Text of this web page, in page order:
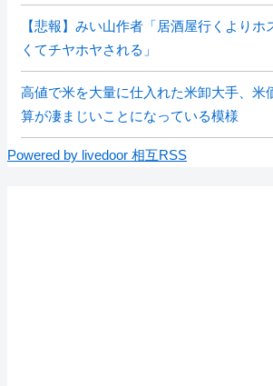
【悲報】みい山作者「居酒屋行くよりホ
くてチヤホヤされる」
高値で米を大量に仕入れた米卸大手、米
算が凄まじいことになっている模様
Powered by livedoor 相互RSS